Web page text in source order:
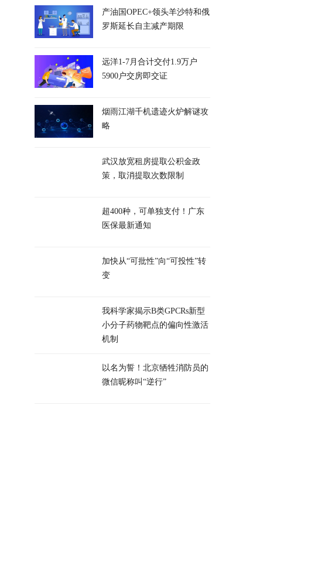
产油国OPEC+领头羊沙特和俄
罗斯延长自主减产期限
远洋1-7月合计交付1.9万户
5900户交房即交证
烟雨江湖千机遗迹火炉解谜攻
略
武汉放宽租房提取公积金政
策，取消提取次数限制
超400种，可单独支付！广东
医保最新通知
加快从“可批性”向“可投性”转
变
我科学家揭示B类GPCRs新型
小分子药物靶点的偏向性激活
机制
以名为誓！北京牺牲消防员的
微信昵称叫“逆行”